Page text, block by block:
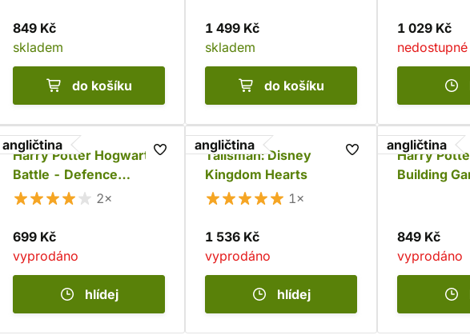
849 Kč
skladem
do košíku
1 499 Kč
skladem
do košíku
1 029 Kč
nedostupné
angličtina
Harry Potter Hogwarts
Battle - Defence
Against the Dark Arts
2×
699 Kč
vyprodáno
hlídej
angličtina
Talisman: Disney
Kingdom Hearts
1×
1 536 Kč
vyprodáno
hlídej
angličtina
Harry
Building
849 Kč
vyprodáno